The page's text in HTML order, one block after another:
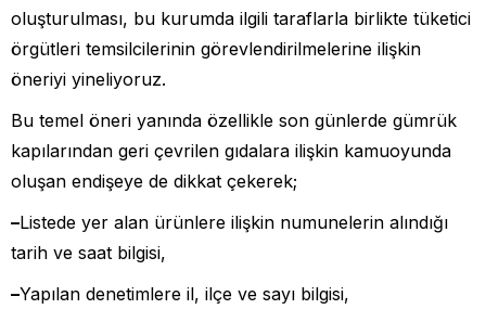
oluşturulması, bu kurumda ilgili taraflarla birlikte tüketici
örgütleri temsilcilerinin görevlendirilmelerine ilişkin
öneriyi yineliyoruz.
Bu temel öneri yanında özellikle son günlerde gümrük
kapılarından geri çevrilen gıdalara ilişkin kamuoyunda
oluşan endişeye de dikkat çekerek;
–Listede yer alan ürünlere ilişkin numunelerin alındığı
tarih ve saat bilgisi,
–Yapılan denetimlere il, ilçe ve sayı bilgisi,